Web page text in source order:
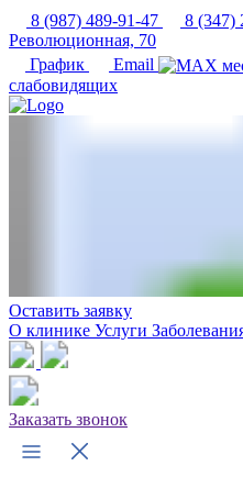
8 (987) 489-91-47 8 (347)
Революционная, 70
График
Email
слабовидящих
Оставить заявку
О клинике Услуги
Заказать звонок